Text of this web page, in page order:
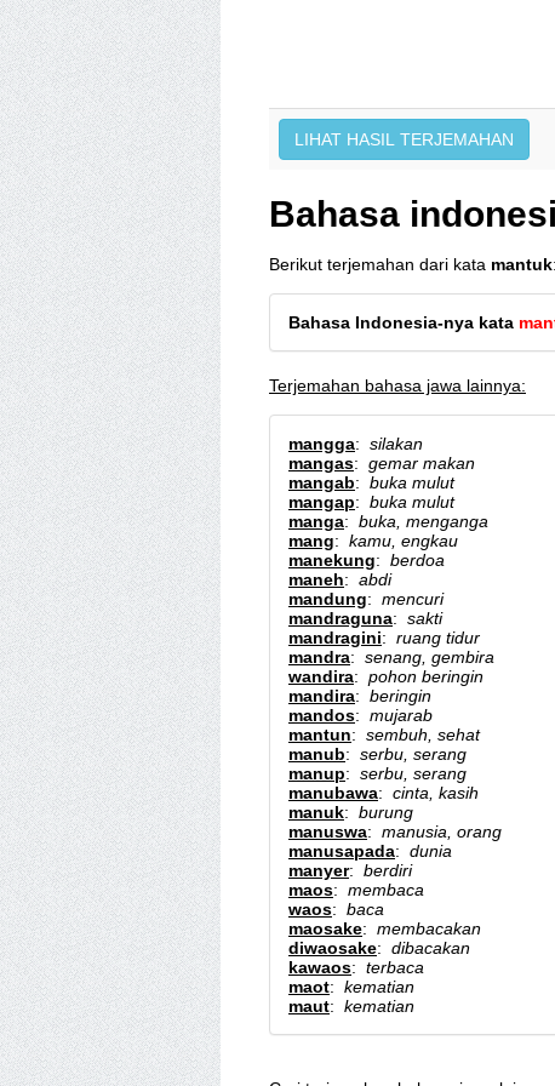
Bahasa
Berikut terjemahan dari kata mantuk:
Bahasa Indonesia-nya kata
Terjemahan bahasa jawa lainnya:
mangga: silakan
mangas: gemar makan
mangab: buka mulut
mangap: buka mulut
manga: buka, menganga
mang: kamu, engkau
manekung: berdoa
maneh: abdi
mandung: mencuri
mandraguna: sakti
mandragini: ruang tidur
mandra: senang, gembira
wandira: pohon beringin
mandira: beringin
mandos: mujarab
mantun: sembuh, sehat
manub: serbu, serang
manup: serbu, serang
manubawa: cinta, kasih
manuk: burung
manuswa: manusia, orang
manusapada: dunia
manyer: berdiri
maos: membaca
waos: baca
maosake: membacakan
diwaosake: dibacakan
kawaos: terbaca
maot: kematian
maut: kematian